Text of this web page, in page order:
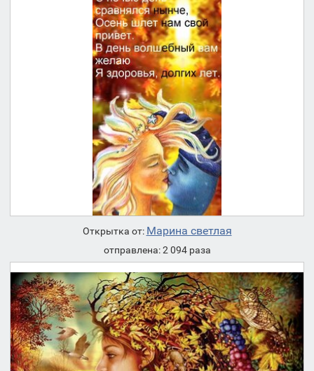
Открытка от: Марина светлая
отправлена: 2 094 раза